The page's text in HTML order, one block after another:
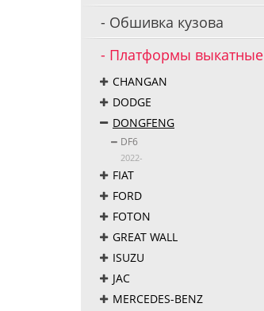
Обшивка кузова
Платформы выкатные
CHANGAN
DODGE
DONGFENG
DF6
2022-
FIAT
FORD
FOTON
GREAT WALL
ISUZU
JAC
MERCEDES-BENZ